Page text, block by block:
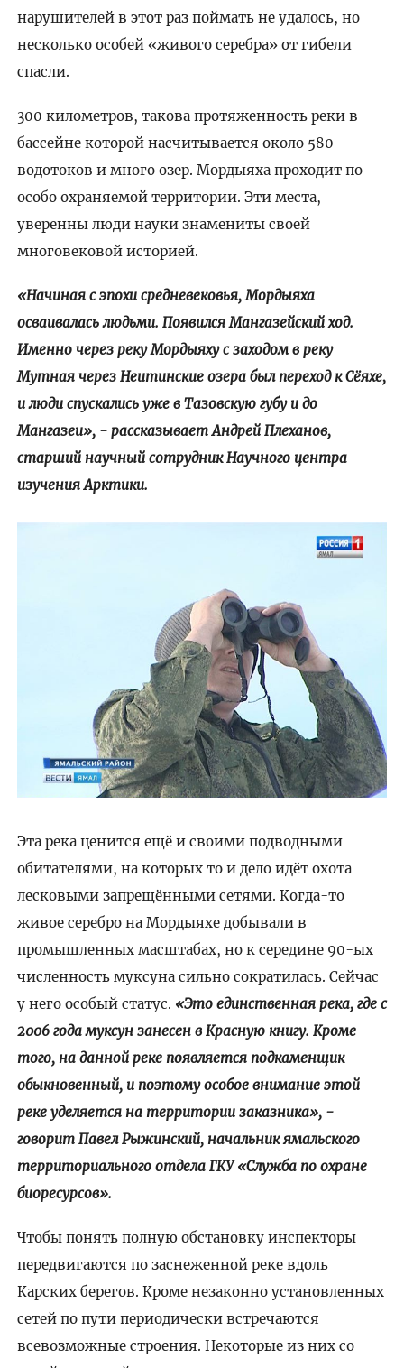
нарушителей в этот раз поймать не удалось, но
несколько особей «живого серебра» от гибели
спасли.
300 километров, такова протяженность реки в
бассейне которой насчитывается около 580
водотоков и много озер. Мордыяха проходит по
особо охраняемой территории. Эти места,
уверенны люди науки знамениты своей
многовековой историей.
«Начиная с эпохи средневековья, Мордыяха
осваивалась людьми. Появился Мангазейский ход.
Именно через реку Мордыяху с заходом в реку
Мутная через Неитинские озера был переход к Сёяхе,
и люди спускались уже в Тазовскую губу и до
Мангазеи», - рассказывает Андрей Плеханов,
старший научный сотрудник Научного центра
изучения Арктики.
Эта река ценится ещё и своими подводными
обитателями, на которых то и дело идёт охота
лесковыми запрещёнными сетями. Когда-то
живое серебро на Мордыяхе добывали в
промышленных масштабах, но к середине 90-ых
численность муксуна сильно сократилась. Сейчас
у него особый статус. «Это единственная река, где с
2006 года муксун занесен в Красную книгу. Кроме
того, на данной реке появляется подкаменщик
обыкновенный, и поэтому особое внимание этой
реке уделяется на территории заказника», -
говорит Павел Рыжинский, начальник ямальского
территориального отдела ГКУ «Служба по охране
биоресурсов».
Чтобы понять полную обстановку инспекторы
передвигаются по заснеженной реке вдоль
Карских берегов. Кроме незаконно установленных
сетей по пути периодически встречаются
всевозможные строения. Некоторые из них со